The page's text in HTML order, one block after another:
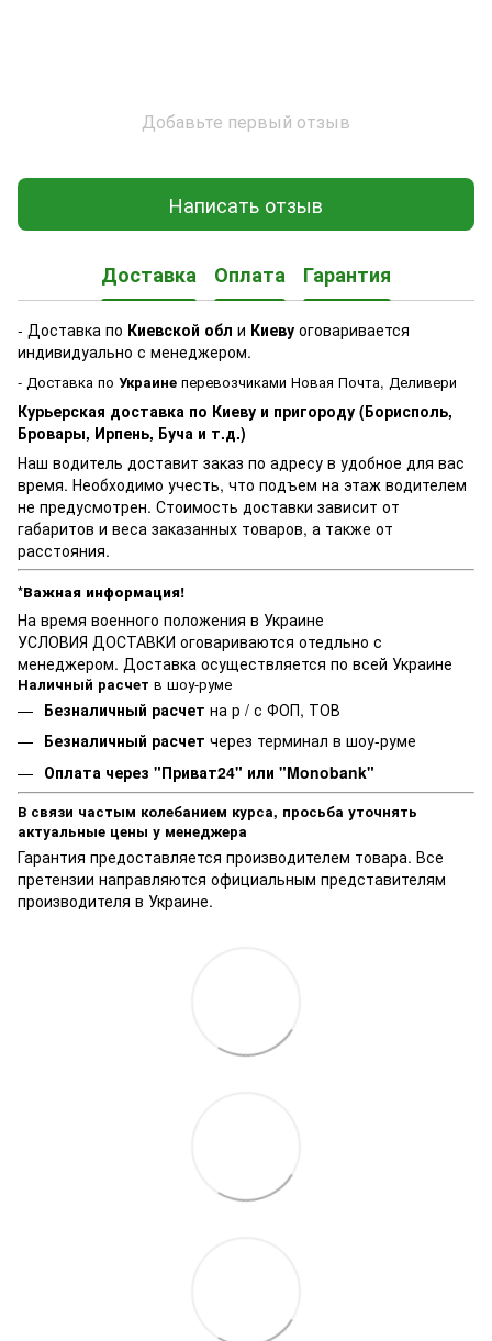
Добавьте первый отзыв
Написать отзыв
Доставка Оплата Гарантия
- Доставка по Киевской обл и Киеву оговаривается
индивидуально с менеджером.
- Доставка по Украине перевозчиками Новая Почта, Деливери
Курьерская доставка по Киеву и пригороду (Борисполь,
Бровары, Ирпень, Буча и т.д.)
Наш водитель доставит заказ по адресу в удобное для вас
время. Необходимо учесть, что подъем на этаж водителем
не предусмотрен. Стоимость доставки зависит от
габаритов и веса заказанных товаров, а также от
расстояния.
*Важная информация!
На время военного положения в Украине
УСЛОВИЯ ДОСТАВКИ оговариваются отедльно с
менеджером. Доставка осуществляется по всей Украине
Наличный расчет в шоу-руме
Безналичный расчет на р / с ФОП, ТОВ
Безналичный расчет через терминал в шоу-руме
Оплата через "Приват24" или "Monobank"
В связи частым колебанием курса, просьба уточнять
актуальные цены у менеджера
Гарантия предоставляется производителем товара. Все
претензии направляются официальным представителям
производителя в Украине.